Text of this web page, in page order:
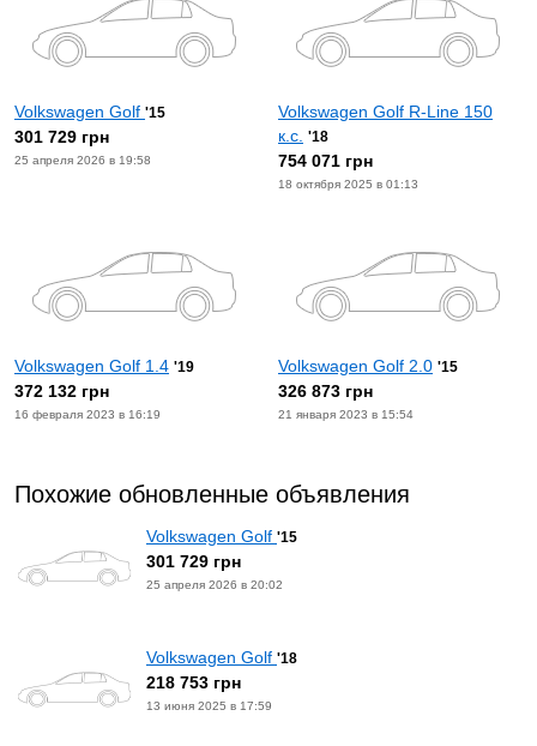
Volkswagen Golf '15
301 729 грн
25 апреля 2026 в 19:58
Volkswagen Golf R-Line 150
к.с. '18
754 071 грн
18 октября 2025 в 01:13
Volkswagen Golf 1.4 '19
372 132 грн
16 февраля 2023 в 16:19
Volkswagen Golf 2.0 '15
326 873 грн
21 января 2023 в 15:54
Похожие обновленные объявления
Volkswagen Golf '15
301 729 грн
25 апреля 2026 в 20:02
Volkswagen Golf '18
218 753 грн
13 июня 2025 в 17:59